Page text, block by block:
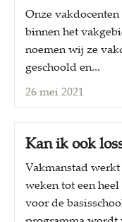
Onze
binnen het
noemen wij ze
geschoold en...
26 mei 2021
Kan ik ook
Vakmanstad
weken tot een
voor de